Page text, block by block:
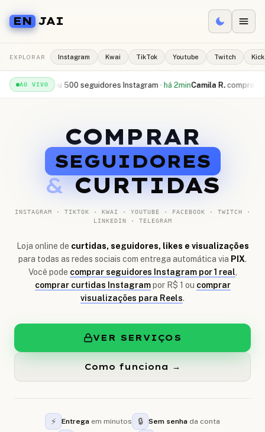
EN JAI
EXPLORAR Instagram Kwai TikTok Youtube Twitch Kick
AO VIVO
recebeu 500 seguidores Instagram ·há 2min Camila R. comprou 10.000
COMPRAR
SEGUIDORES
& CURTIDAS
INSTAGRAM · TIKTOK · KWAI · YOUTUBE · FACEBOOK · TWITCH ·
LINKEDIN · TELEGRAM
Loja online de curtidas, seguidores, likes e visualizações
para todas as redes sociais com entrega automática via PIX.
Você pode comprar seguidores Instagram por 1 real
comprar curtidas Instagram por R$ 1 ou comprar
visualizações para Reels.
VER SERVIÇOS
Como funciona →
⚡ Entrega em minutos 🔒 Sem senha da conta